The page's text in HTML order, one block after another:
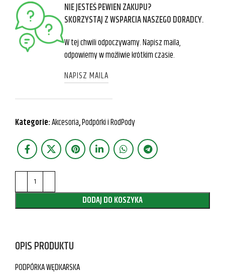
NIE JESTEŚ PEWIEN ZAKUPU?
SKORZYSTAJ Z WSPARCIA NASZEGO DORADCY.
W tej chwili odpoczywamy. Napisz maila,
odpowiemy w możliwie krótkim czasie.
NAPISZ MAILA
Kategorie:Akcesoria,Podpórki i RodPody
DODAJ DO KOSZYKA
OPIS PRODUKTU
PODPÓRKA WĘDKARSKA